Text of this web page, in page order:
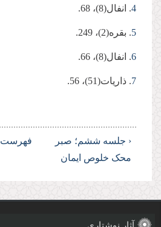
4. انفال(8)، 68.
5. بقره(2)، 249.
6. انفال(8)، 66.
7. ذاریات(51)، 56.
‹ جلسه ششم؛ صبر
محک خلوص ایمان
فهرست
آثار نوشتاری